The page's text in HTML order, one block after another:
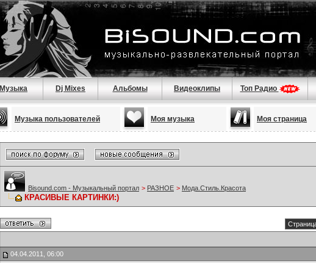
Музыка Dj Mixes Альбомы Видеоклипы Топ Радио
Музыка пользователей Моя музыка Моя страница
Bisound.com - Музыкальный портал > РАЗНОЕ > Мода.Стиль.Красота
КРАСИВЫЕ КАРТИНКИ:)
04.04.2011, 06:00